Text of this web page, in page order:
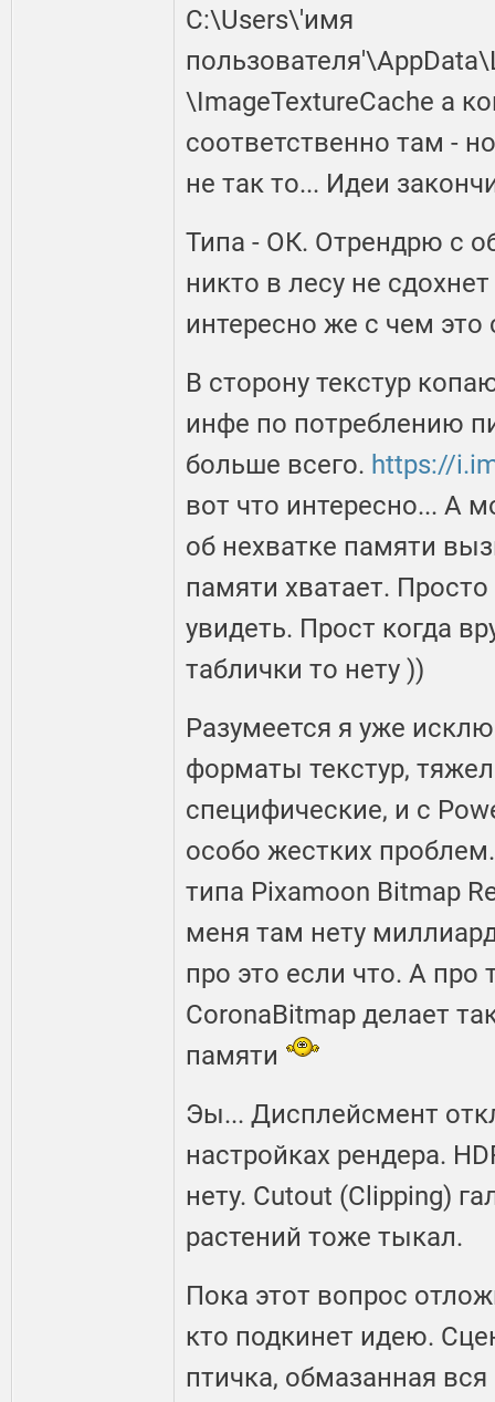
C:\Users\'имя
\ImageTextureCache а
соответственно там -
не так то... Идеи
Типа - ОК. Отрендрю с
никто в лесу не
интересно же с чем это
В сторону текстур
инфе по потреблению
больше всего. https://
вот что интересно... А
об нехватке памяти
памяти хватает.
увидеть. Прост когда
таблички то нету ))
Разумеется я уже
форматы текстур,
специфические, и с
особо жестких
типа Pixamoon Bitmap
меня там нету
про это если что. А про
CoronaBitmap делает
памяти
Эы... Дисплейсмент
настройках рендера.
нету. Cutout (Clipping)
растений тоже тыкал.
Пока этот вопрос
кто подкинет идею.
птичка, обмазанная